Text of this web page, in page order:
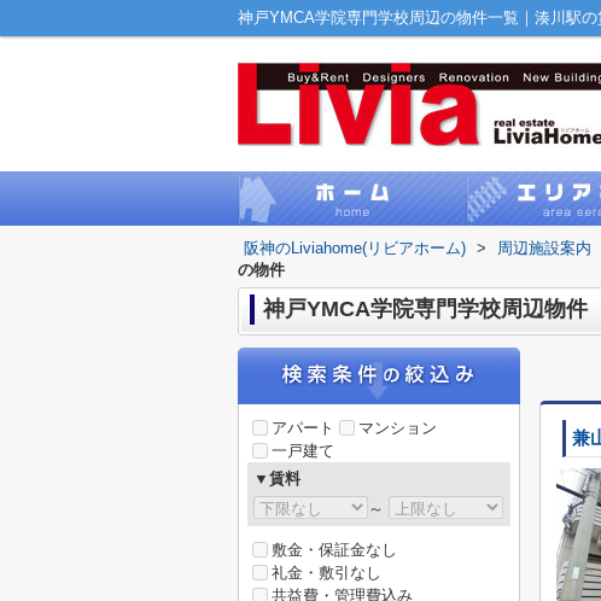
神戸YMCA学院専門学校周辺の物件一覧｜湊川駅
阪神のLiviahome(リビアホーム) > 周辺施設案内
の物件
神戸YMCA学院専門学校周辺物件
兼
アパート
マンション
一戸建て
▼賃料
～
敷金・保証金なし
礼金・敷引なし
共益費・管理費込み